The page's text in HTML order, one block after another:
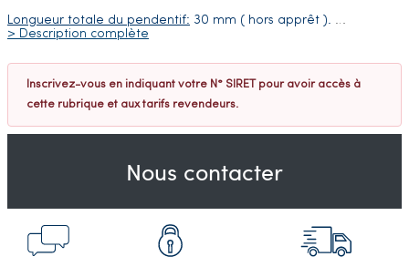
Longueur totale du pendentif: 30 mm ( hors apprêt ). …
> Description complète
Inscrivez-vous en indiquant votre N° SIRET pour avoir accès à
cette rubrique et aux tarifs revendeurs.
Nous contacter